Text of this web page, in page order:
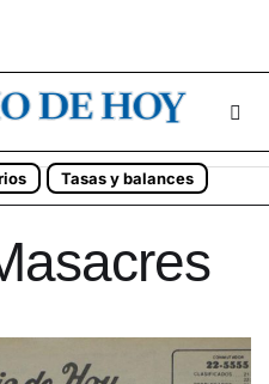
Tasas y balances